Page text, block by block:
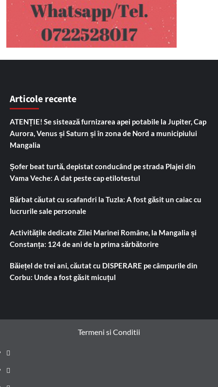
Articole recente
ATENȚIE! Se sistează furnizarea apei potabile la Jupiter, Cap
Aurora, Venus și Saturn și în zona de Nord a municipiului
Mangalia
Șofer beat turtă, depistat conducând pe strada Plajei din
Vama Veche: A dat peste cap etilotestul
Bărbat căutat cu scafandri la Tuzla: A fost găsit un caiac cu
lucrurile sale personale
Activitățile dedicate Zilei Marinei Române, la Mangalia și
Constanța: 124 de ani de la prima sărbătorire
Băiețel de trei ani, căutat cu DISPERARE pe câmpurile din
Corbu: Unde a fost găsit micuțul
Termeni si Conditii
Prima
pagină
Știri
de